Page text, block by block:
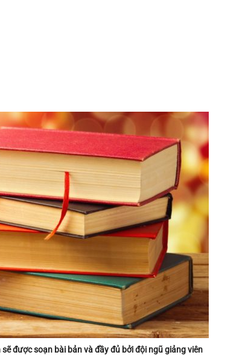
được soạn bài bản và đầy đủ bởi đội ngũ giảng viên